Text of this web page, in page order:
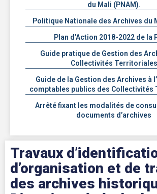
du Mali (PNAM).
Politique Nationale des Archives du
Plan d’Action 2018-2022 de la
Guide pratique de Gestion des
Collectivités Territoriales
Guide de la Gestion des Archives à
comptables publics des Collectivités
Arrêté fixant les modalités de
documents d’archives
Travaux
d’organisation et de
des archives